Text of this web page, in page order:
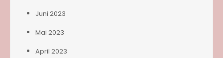
Juni 2023
Mai 2023
April 2023